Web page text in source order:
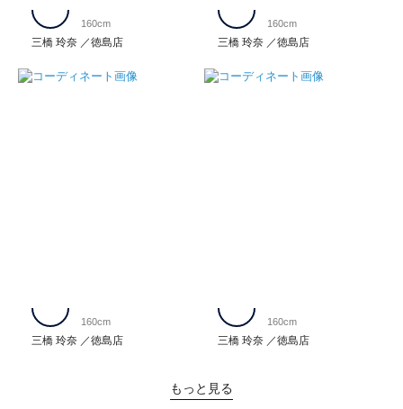
三橋 玲奈 徳島店
160cm
三橋 玲奈 徳島店
160cm
三橋 玲奈 徳島店
160cm
三橋 玲奈 徳島店
160cm
もっと見る